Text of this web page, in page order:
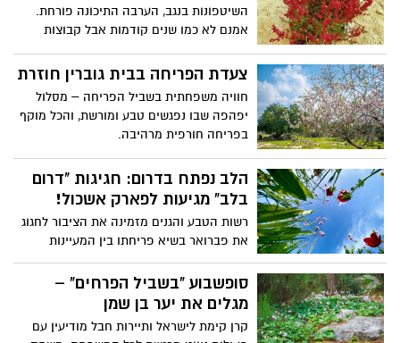
וההיסטוריה.
בתאריך העברי ל' בשבט, יום פטירתה של
הנרייטה סאלד שהייתה פעילת ציבור
החינוך וההוראה, העבודה הסוציאלית
והבריאות וכונתה אם הילדים. לרגל יום זה
מסבירה עו"ס דנה רכבי, מנהלת מחלקת
שיקום ותמיכה באגודה למלחמה בסרטן, מה
אחד מבני המשפחה חלה בסרטן:
השיטפונות בנגב, הערבה התיכונה פורחת.
אמנם לא כמו שנים קודמות אבל קבוצות
השיטפונות המעטים הצליחו להביא לאפיקי
הנחלים שיבשו, ולאזורים הצחיחים- זרעי
פרחים הפורחים כעת: טוריים זיפניים צהובים,
כוכב, אהרונסוניה, לונאה צאת עלים, פשתנית,
פרעושית, שן-ארי, מררית ותמריר בכתמים
וורודים ועוד, וגם צמחים רב שנתיים שפורחים
או מלבלבים עכשיו.
צעדת הפריחה בבית גוברין חוזרת
חוויה משפחתית בשביל הפריחה – מסלול
יפהפה שבו נפגשים טבע ומורשת, והכל מוקף
בפריחה חורפית מרהיבה.
הלב נפתח בדרום: חגיגות "דרום
בלב" מגיעות לפארק אשכול!
רשות הטבע והגנים מזמינה את הציבור לחגוג
את פברואר בשיא פריחתו בין המעיינות
והמדשאות של הנגב המערבי עם שוק אומנים
ססגוני על המים, מופעי קרקס, סדנאות "קסם
המדבר" ומתחם חקר מיוחד לבתי גידול
סופשבוע "בשביל הפרחים" –
מגלים את יער בן שמן
קרן קימת לישראל ותיירות חבל מודיעין עם